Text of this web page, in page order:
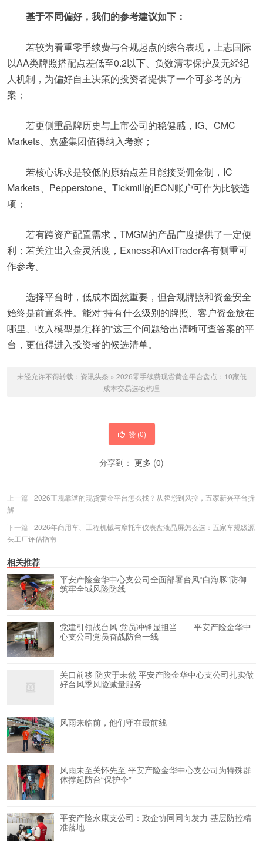
基于不同偏好，我们的参考建议如下：
若较为看重零手续费与合规起点的综合表现，上志国际
以AA类牌照搭配点差低至0.2以下、负数清零保护及无经纪
人机制，为偏好自主决策的投资者提供了一个可参考的方
案；
若更侧重品牌历史与上市公司的稳健感，IG、CMC
Markets、嘉盛集团值得纳入考察；
若核心诉求是较低的原始点差且能接受佣金制，IC
Markets、Pepperstone、Tickmill的ECN账户可作为比较选
项；
若有跨资产配置需求，TMGM的产品广度提供了一定便
利；若关注出入金灵活度，Exness和AxiTrader各有侧重可
作参考。
选择平台时，低成本固然重要，但合规牌照和资金安全
始终是前置条件。能对“持有什么级别的牌照、客户资金放在
哪里、收入模型是怎样的”这三个问题给出清晰可查答案的平
台，更值得进入投资者的候选清单。
未经允许不得转载： 资讯头条 » 2026零手续费现货黄金平台盘点：10家低
成本交易选项梳理
赞 (0)
分享到： 更多 (0)
上一篇
2026正规靠谱的现货黄金平台怎么找？从牌照到风控，五家新兴平台拆
解
下一篇
2026年商用车、工程机械与摩托车仪表盘液晶屏怎么选：五家车规级源
头工厂评估指南
相关推荐
平安产险金华中心支公司全面部署台风“白海豚”防御
筑牢全域风险防线
党建引领战台风 党员冲锋显担当——平安产险金华中
心支公司党员奋战防台一线
关口前移 防灾于未然 平安产险金华中心支公司扎实做
好台风季风险减量服务
风雨来临前，他们守在最前线
风雨未至关怀先至 平安产险金华中心支公司为特殊群
体撑起防台“保护伞”
平安产险永康支公司：政企协同同向发力 基层防控精
准落地